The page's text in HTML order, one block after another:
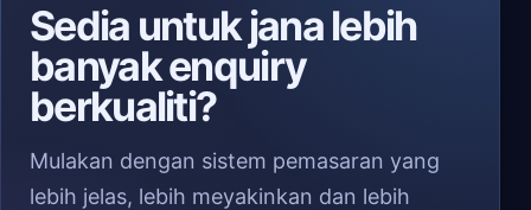
Sedia untuk jana lebih
banyak enquiry
berkualiti?
Mulakan dengan sistem pemasaran yang
lebih jelas, lebih meyakinkan dan lebih